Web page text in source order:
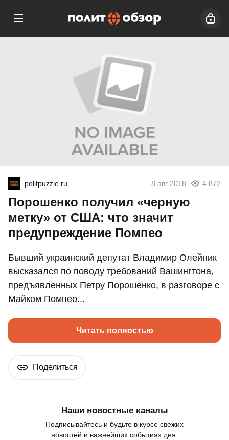
politpuzzle.ru 8 авг 2018 4 872
Порошенко получил «черную
метку» от США: что значит
предупреждение Помпео
Бывший украинский депутат Владимир Олейник
высказался по поводу требований Вашингтона,
предъявленных Петру Порошенко, в разговоре с
Майком Помпео...
Читать полностью
Поделиться
Наши новостные каналы
Подписывайтесь и будьте в курсе свежих
новостей и важнейших событиях дня.